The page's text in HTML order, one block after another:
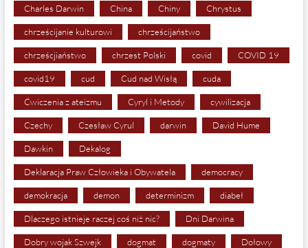
Charles Darwin China Chiny Chrystus
chrześcijanie kulturowi chrześcijaństwo
chrześcjiaństwo chrzest Polski covid COVID 19
covid19 cud Cud nad Wisłą cuda
Ćwiczenia z ateizmu Cyryl i Metody cywilizacja
Czechy Czesław Cyrul darwin David Hume
Dawkin Dekalog
Deklaracja Praw Człowieka i Obywatela democracy
demokracja demon determinizm diabeł
Dlaczego istnieje raczej coś niż nic? Dni Darwina
Dobry wojak Szwejk dogmat dogmaty Dołowy